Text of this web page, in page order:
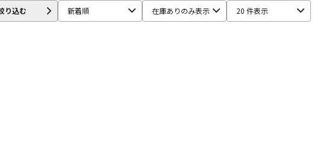
ン
り込む 新着順 在庫ありのみ表示 20 件表示